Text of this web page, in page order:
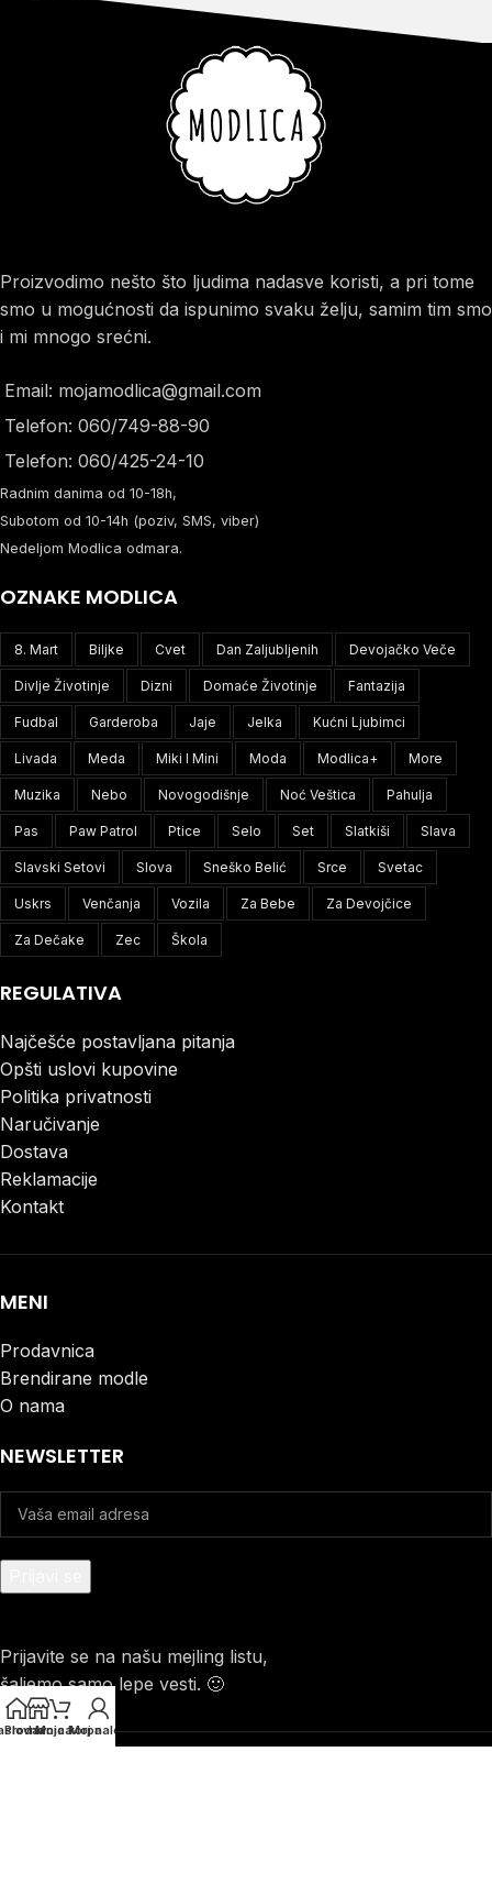
Proizvodimo nešto što ljudima nadasve koristi, a pri tome
smo u mogućnosti da ispunimo svaku želju, samim tim smo
i mi mnogo srećni.
Email: mojamodlica@gmail.com
Telefon: 060/749-88-90
Telefon: 060/425-24-10
Radnim danima od 10-18h,
Subotom od 10-14h (poziv, SMS, viber)
Nedeljom Modlica odmara.
OZNAKE MODLICA
8. Mart Biljke Cvet Dan Zaljubljenih Devojačko Veče
Divlje Životinje Dizni Domaće Životinje Fantazija
Fudbal Garderoba Jaje Jelka Kućni Ljubimci
Livada Meda Miki I Mini Moda Modlica+ More
Muzika Nebo Novogodišnje Noć Veštica Pahulja
Pas Paw Patrol Ptice Selo Set Slatkiši Slava
Slavski Setovi Slova Sneško Belić Srce Svetac
Uskrs Venčanja Vozila Za Bebe Za Devojčice
Za Dečake Zec Škola
REGULATIVA
Najčešće postavljana pitanja
Opšti uslovi kupovine
Politika privatnosti
Naručivanje
Dostava
Reklamacije
Kontakt
MENI
Prodavnica
Brendirane modle
O nama
NEWSLETTER
Prijavite se na našu mejling listu,
šaljemo samo lepe vesti. 🙂
Prodavnica
Moja korpa
Moj nalog